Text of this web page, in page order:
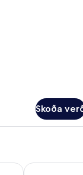
Skoða
Trademark